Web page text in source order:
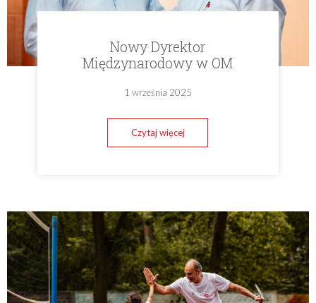
Nowy Dyrektor
Międzynarodowy w OM
1 września 2025
Czytaj więcej